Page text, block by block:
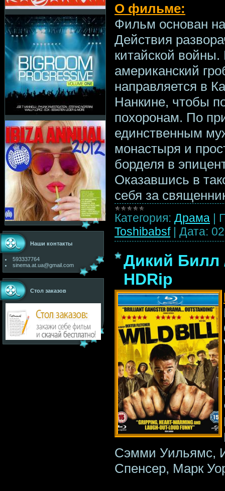
Наши контакты
593337764
sinema.at.ua@gmail.com
Стол заказов
О фильме:
Фильм основан
Действия
китайской
американский
направляется в
Нанкине, чтобы
похоронам. По
единственным
монастыря и
борделя в
Оказавшись в
себя за
Категория: Драма |
Toshibabsf | Дата:
Дикий Билл
HDRip
Сэмми Уильямс,
Спенсер, Марк